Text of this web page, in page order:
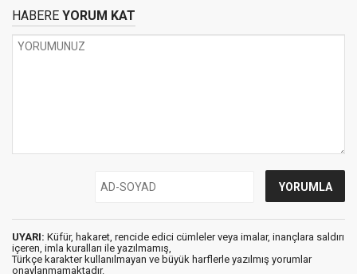
HABERE YORUM KAT
UYARI: Küfür, hakaret, rencide edici cümleler veya imalar, inançlara saldırı
içeren, imla kuralları ile yazılmamış,
Türkçe karakter kullanılmayan ve büyük harflerle yazılmış yorumlar
onaylanmamaktadır.